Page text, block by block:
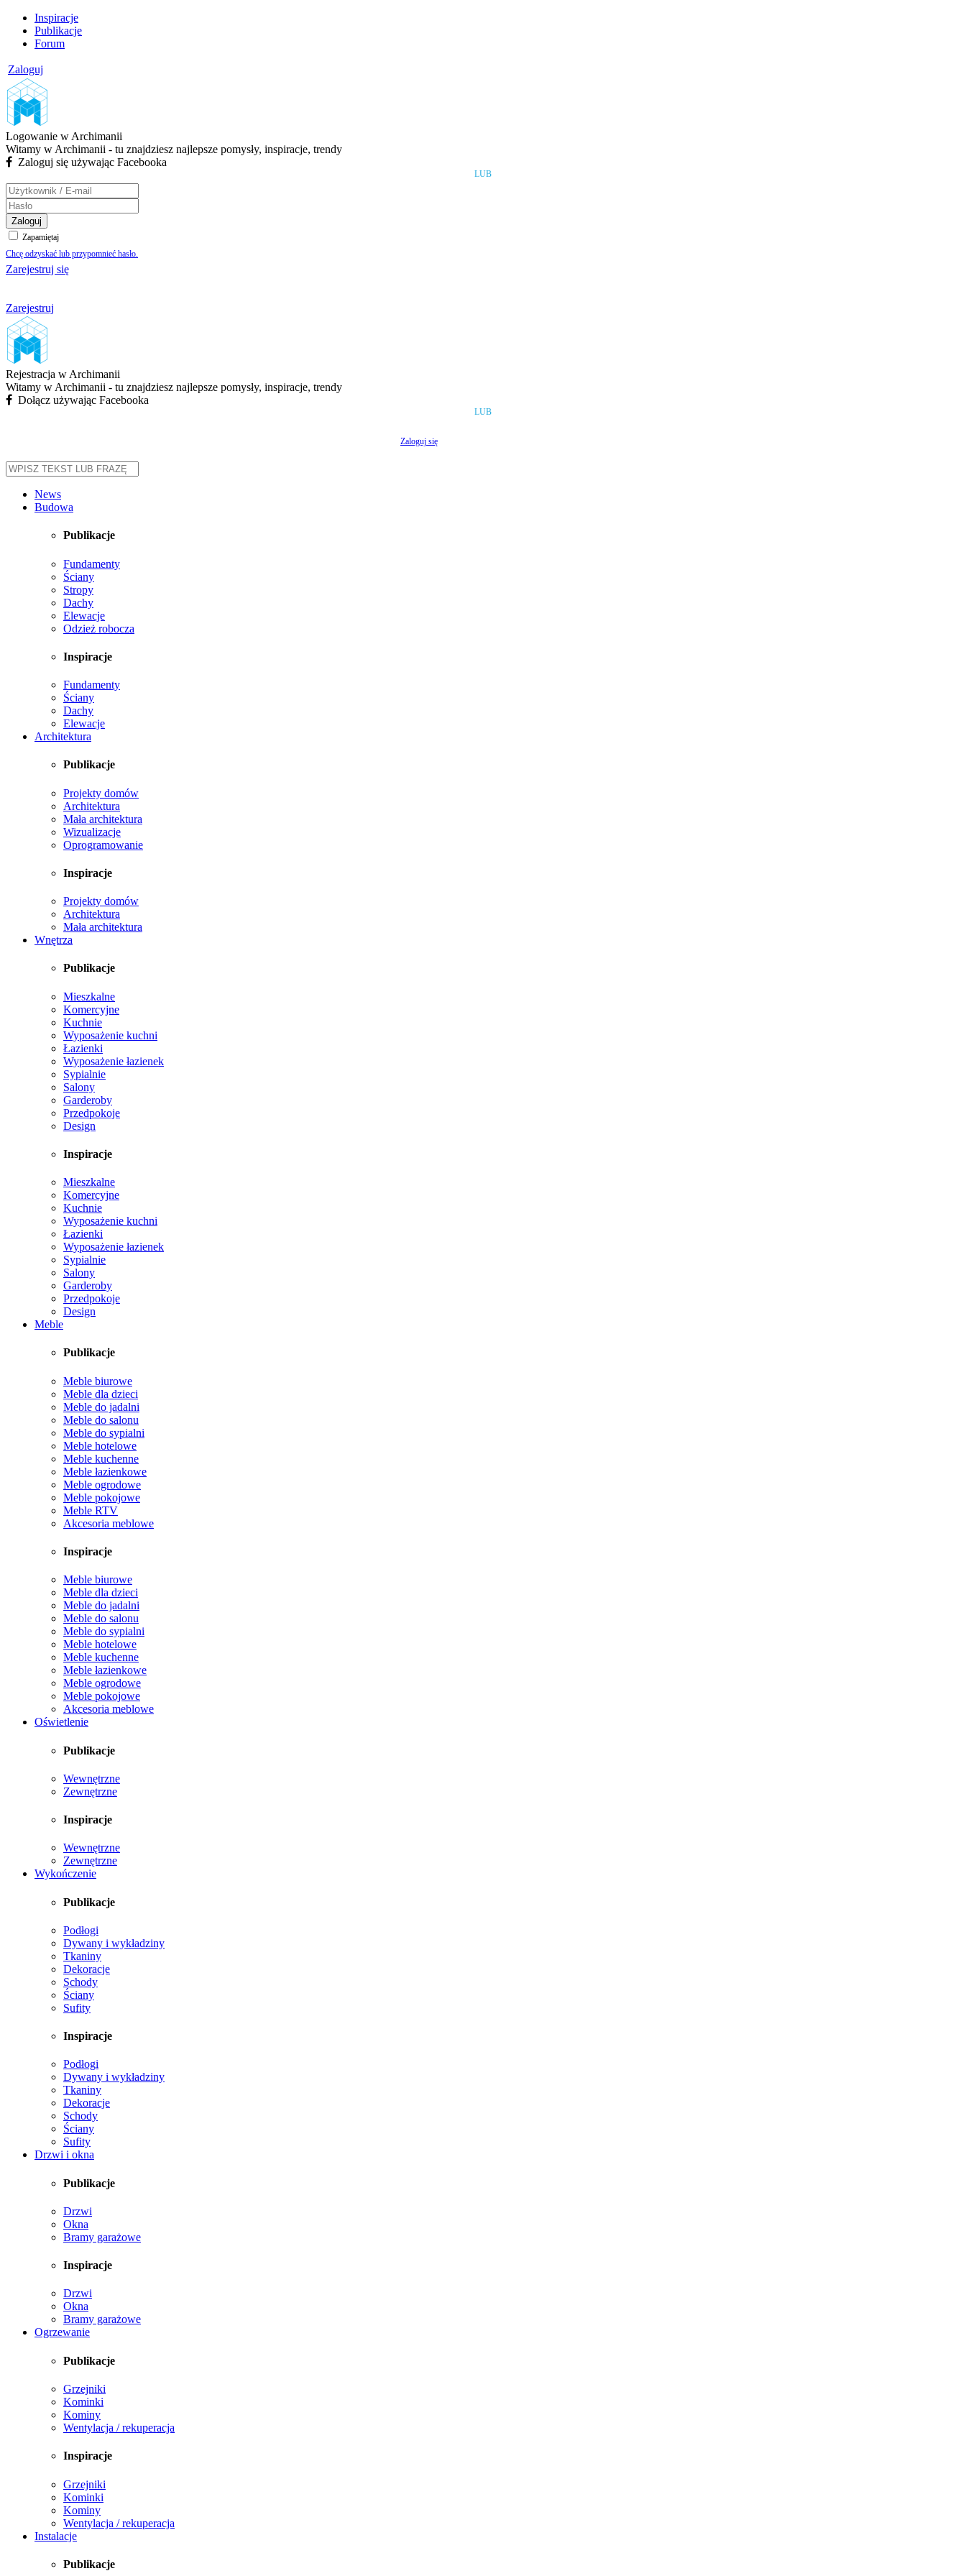
Inspiracje
Publikacje
Forum
Zaloguj
Logowanie w Archimanii
Witamy w Archimanii - tu znajdziesz najlepsze pomysły, inspiracje, trendy
Zaloguj się używając Facebooka
LUB
Zaloguj
Zapamiętaj
Chcę odzyskać lub przypomnieć hasło.
Zarejestruj się
Zarejestruj
Rejestracja w Archimanii
Witamy w Archimanii - tu znajdziesz najlepsze pomysły, inspiracje, trendy
Dołącz używając Facebooka
LUB
Zaloguj się
News
Budowa
Publikacje
Fundamenty
Ściany
Stropy
Dachy
Elewacje
Odzież robocza
Inspiracje
Fundamenty
Ściany
Dachy
Elewacje
Architektura
Publikacje
Projekty domów
Architektura
Mała architektura
Wizualizacje
Oprogramowanie
Inspiracje
Projekty domów
Architektura
Mała architektura
Wnętrza
Publikacje
Mieszkalne
Komercyjne
Kuchnie
Wyposażenie kuchni
Łazienki
Wyposażenie łazienek
Sypialnie
Salony
Garderoby
Przedpokoje
Design
Inspiracje
Mieszkalne
Komercyjne
Kuchnie
Wyposażenie kuchni
Łazienki
Wyposażenie łazienek
Sypialnie
Salony
Garderoby
Przedpokoje
Design
Meble
Publikacje
Meble biurowe
Meble dla dzieci
Meble do jadalni
Meble do salonu
Meble do sypialni
Meble hotelowe
Meble kuchenne
Meble łazienkowe
Meble ogrodowe
Meble pokojowe
Meble RTV
Akcesoria meblowe
Inspiracje
Meble biurowe
Meble dla dzieci
Meble do jadalni
Meble do salonu
Meble do sypialni
Meble hotelowe
Meble kuchenne
Meble łazienkowe
Meble ogrodowe
Meble pokojowe
Akcesoria meblowe
Oświetlenie
Publikacje
Wewnętrzne
Zewnętrzne
Inspiracje
Wewnętrzne
Zewnętrzne
Wykończenie
Publikacje
Podłogi
Dywany i wykładziny
Tkaniny
Dekoracje
Schody
Ściany
Sufity
Inspiracje
Podłogi
Dywany i wykładziny
Tkaniny
Dekoracje
Schody
Ściany
Sufity
Drzwi i okna
Publikacje
Drzwi
Okna
Bramy garażowe
Inspiracje
Drzwi
Okna
Bramy garażowe
Ogrzewanie
Publikacje
Grzejniki
Kominki
Kominy
Wentylacja / rekuperacja
Inspiracje
Grzejniki
Kominki
Kominy
Wentylacja / rekuperacja
Instalacje
Publikacje